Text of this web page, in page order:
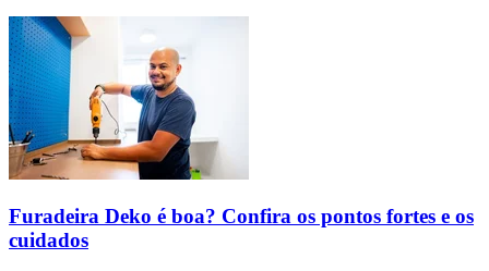
Furadeira Deko é boa? Confira os pontos fortes e os
cuidados